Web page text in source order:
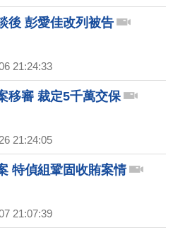
後 彭愛佳改列被告
21:24:33
移審 裁定5千萬交保
21:24:05
特偵組鞏固收賄案情
21:07:39